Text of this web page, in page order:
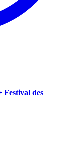
Festival des